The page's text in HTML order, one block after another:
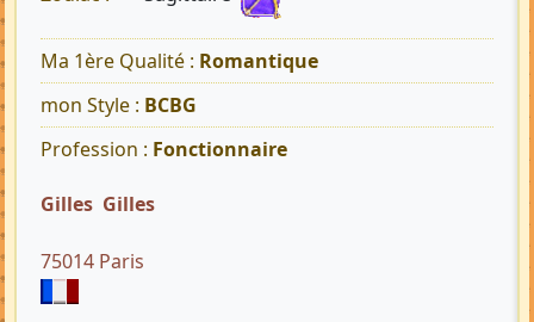
Ma 1ère Qualité : Romantique
mon Style : BCBG
Profession : Fonctionnaire
Gilles Gilles
75014 Paris